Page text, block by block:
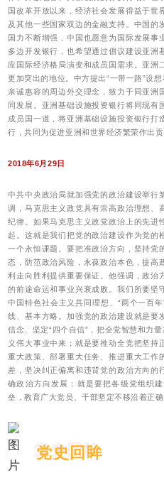
国改革开放以来，经济社会发展得益于世
及其他一些国家双边的金融支持。中国的
国力不断增强，中国也愿意为国际发展
多边开发银行，也希望通过倡议建设亚洲
应国际经济格局演变和成员国需求。亚洲
更加突出的地位。中方提出“一带一路”设
亲诚惠容的周边外交理念，致力于同亚洲
同发展。亚洲基础设施投资银行将同现有
成员国一道，将亚洲基础设施投资银行打
行，共同为促进亚洲和世界经济繁荣作出贡
2018年6月29日
中共中央政治局就加强党的政治建设举行
调，马克思主义政党具有崇高政治理想、
纪律。如果马克思主义政党政治上的先进
起。这就是我们把党的政治建设作为党的
一个永恒课题。要把准政治方向，坚持党
态，防范政治风险，永葆政治本色，提高
利走向胜利提供重要保证。他强调，政治
的前途命运和事业兴衰成败。我们所要坚
中国特色社会主义共同理想、“两个一百
线、基本方略。加强党的政治建设就是要
信念、坚定“四个自信”，把全党智慧和力
义伟大事业中来；就是要推动全党把坚持
重大政策、部署重大任务、推进重大工作
差，坚决纠正偏离和违背党的政治方向的
确政治方向发展；就是要把各级党组织
垒，教育广大党员、干部坚定不移沿着正确
党史回眸